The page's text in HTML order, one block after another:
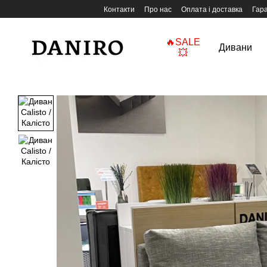
Перейти до основного контенту
Контакти Про нас Оплата і доставка
🔥SALE
💥
Дивани